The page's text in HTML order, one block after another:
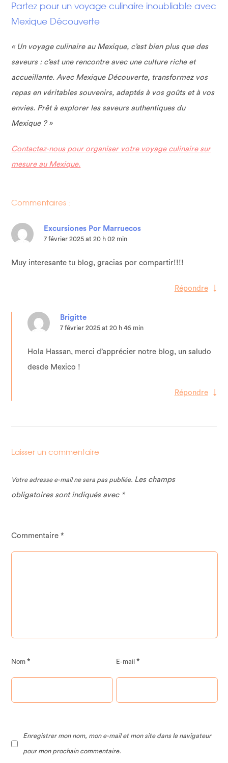
Partez pour un voyage culinaire inoubliable avec
Mexique Découverte
« Un voyage culinaire au Mexique, c’est bien plus que des
saveurs : c’est une rencontre avec une culture riche et
accueillante. Avec Mexique Découverte, transformez vos
repas en véritables souvenirs, adaptés à vos goûts et à vos
envies. Prêt à explorer les saveurs authentiques du
Mexique ? »
Contactez-nous pour organiser votre voyage culinaire sur
mesure au Mexique.
Commentaires :
Excursiones Por Marruecos
7 février 2025 at 20 h 02 min
Muy interesante tu blog, gracias por compartir!!!!
Répondre ↓
Brigitte
7 février 2025 at 20 h 46 min
Hola Hassan, merci d’apprécier notre blog, un saludo
desde Mexico !
Répondre ↓
Laisser un commentaire
Votre adresse e-mail ne sera pas publiée. Les champs
obligatoires sont indiqués avec *
Commentaire*
Nom* E-mail*
Enregistrer mon nom, mon e-mail et mon site dans le navigateur
pour mon prochain commentaire.